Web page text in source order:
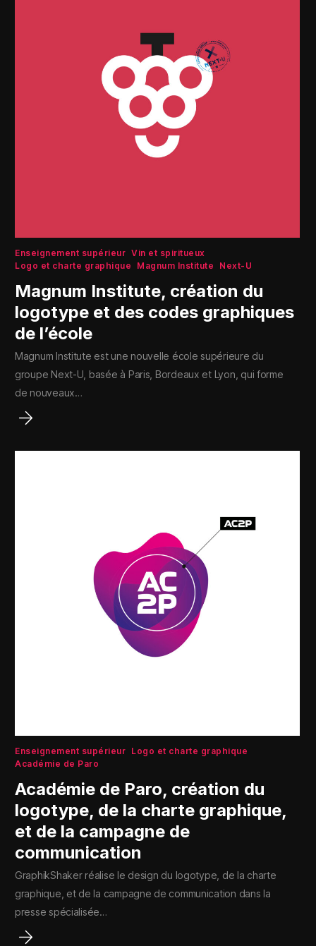
Enseignement supérieur Vin et spiritueux
Logo et charte graphique
Magnum Institute Next-U
Magnum Institute, création du
logotype et des codes graphiques
de l’école
Magnum Institute est une nouvelle école supérieure du
groupe Next-U, basée à Paris, Bordeaux et Lyon, qui forme
de nouveaux…
Enseignement supérieur Logo et charte graphique
Académie de Paro
Académie de Paro, création du
logotype, de la charte graphique,
et de la campagne de
communication
GraphikShaker réalise le design du logotype, de la charte
graphique, et de la campagne de communication dans la
presse spécialisée…